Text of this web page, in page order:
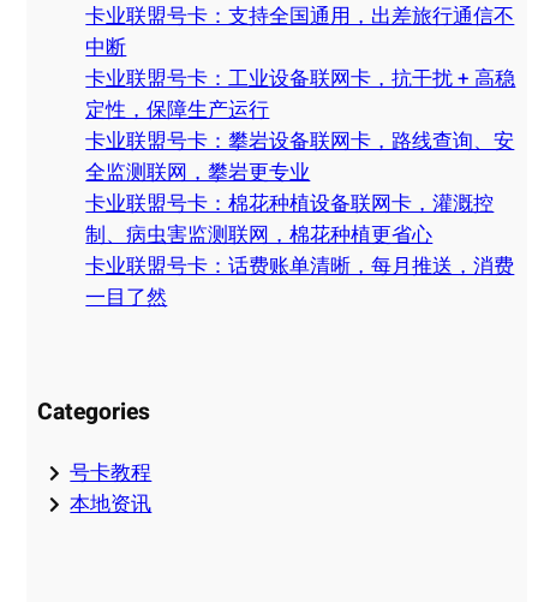
卡业联盟号卡：支持全国通用，出差旅行通信不
中断
卡业联盟号卡：工业设备联网卡，抗干扰 + 高稳
定性，保障生产运行
卡业联盟号卡：攀岩设备联网卡，路线查询、安
全监测联网，攀岩更专业
卡业联盟号卡：棉花种植设备联网卡，灌溉控
制、病虫害监测联网，棉花种植更省心
卡业联盟号卡：话费账单清晰，每月推送，消费
一目了然
Categories
号卡教程
本地资讯